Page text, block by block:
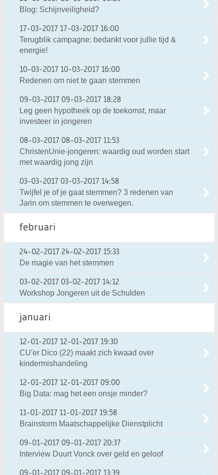
Blog: Schijnveiligheid?
17-03-2017 17-03-2017 16:00
Terugblik campagne: bedankt voor jullie tijd &
energie!
10-03-2017 10-03-2017 16:00
Redenen om niet te gaan stemmen
09-03-2017 09-03-2017 18:28
Leg geen hypotheek op de toekomst, maar
investeer in jongeren
08-03-2017 08-03-2017 11:53
ChristenUnie-jongeren: waardig oud worden start
met waardig jong zijn
03-03-2017 03-03-2017 14:58
Twijfel je of je gaat stemmen? 3 redenen van
Jarin om stemmen te overwegen.
februari
24-02-2017 24-02-2017 15:33
De magie van het stemmen
03-02-2017 03-02-2017 14:12
Workshop Jongeren uit de Schulden
januari
12-01-2017 12-01-2017 19:30
CU'er Dico (22) maakt zich kwaad over
kindermishandeling
12-01-2017 12-01-2017 09:00
Big Data: mag het een onsje minder?
11-01-2017 11-01-2017 19:58
Brainstorm Maatschappelijke Dienstplicht
09-01-2017 09-01-2017 20:37
Interview Duurt Vonck over geld en geloof
09-01-2017 09-01-2017 13:39